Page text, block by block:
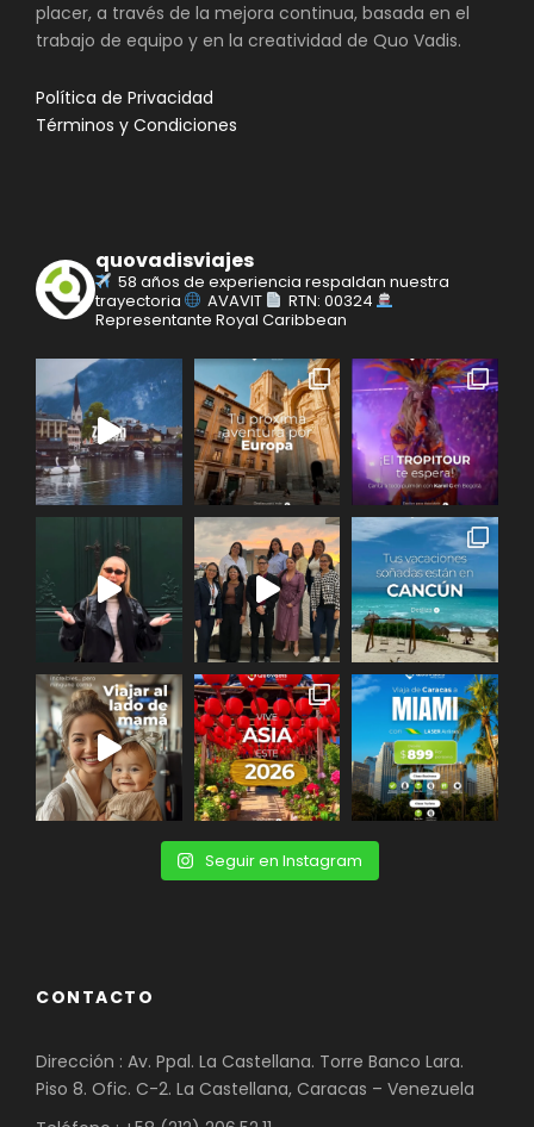
placer, a través de la mejora continua, basada en el
trabajo de equipo y en la creatividad de Quo Vadis.
Política de Privacidad
Términos y Condiciones
quovadisviajes
58 años de experiencia respaldan nuestra
trayectoria
AVAVIT
RTN: 00324
Representante Royal Caribbean
Seguir en Instagram
CONTACTO
Dirección : Av. Ppal. La Castellana. Torre Banco Lara.
Piso 8. Ofic. C-2. La Castellana, Caracas – Venezuela